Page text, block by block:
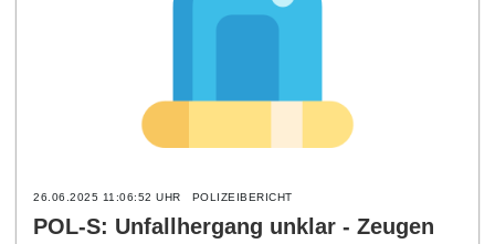
26.06.2025 11:06:52 UHR POLIZEIBERICHT
POL-S: Unfallhergang unklar - Zeugen